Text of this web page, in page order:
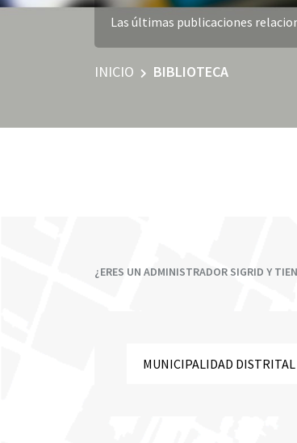
Las últimas publicaciones
INICIO BIBLIOTECA
¿ERES UN ADMINISTRADOR SIGRID Y